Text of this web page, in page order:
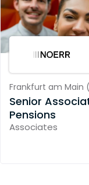
Frankfurt am Main (
Senior
Pensions
Associates